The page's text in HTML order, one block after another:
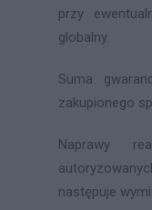
przy
globalny.
Suma
zakupionego
Naprawy
następuje